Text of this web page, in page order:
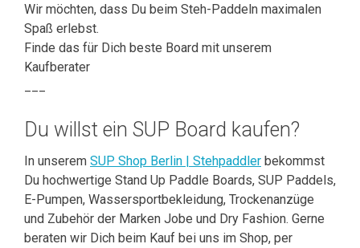
Wir möchten, dass Du beim Steh-Paddeln maximalen
Spaß erlebst.
Finde das für Dich beste Board mit unserem
Kaufberater
Du willst ein SUP Board kaufen?
In unserem SUP Shop Berlin | Stehpaddler bekommst
Du hochwertige Stand Up Paddle Boards, SUP Paddels,
E-Pumpen, Wassersportbekleidung, Trockenanzüge
und Zubehör der Marken Jobe und Dry Fashion. Gerne
beraten wir Dich beim Kauf bei uns im Shop, per